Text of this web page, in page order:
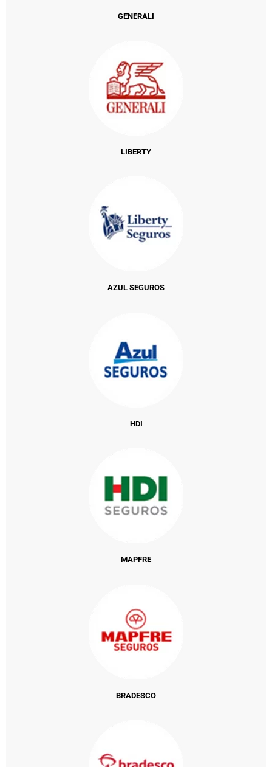
GENERALI
LIBERTY
AZUL SEGUROS
HDI
MAPFRE
BRADESCO